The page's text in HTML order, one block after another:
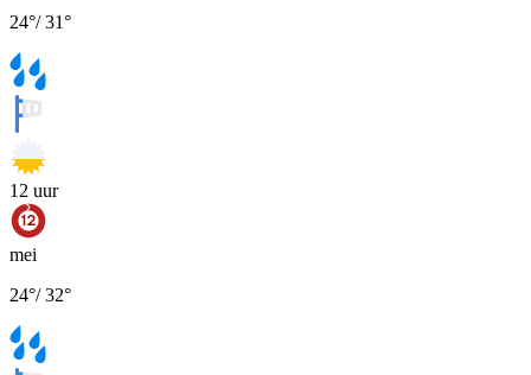
24°/31°
12 uur
mei
24°/32°